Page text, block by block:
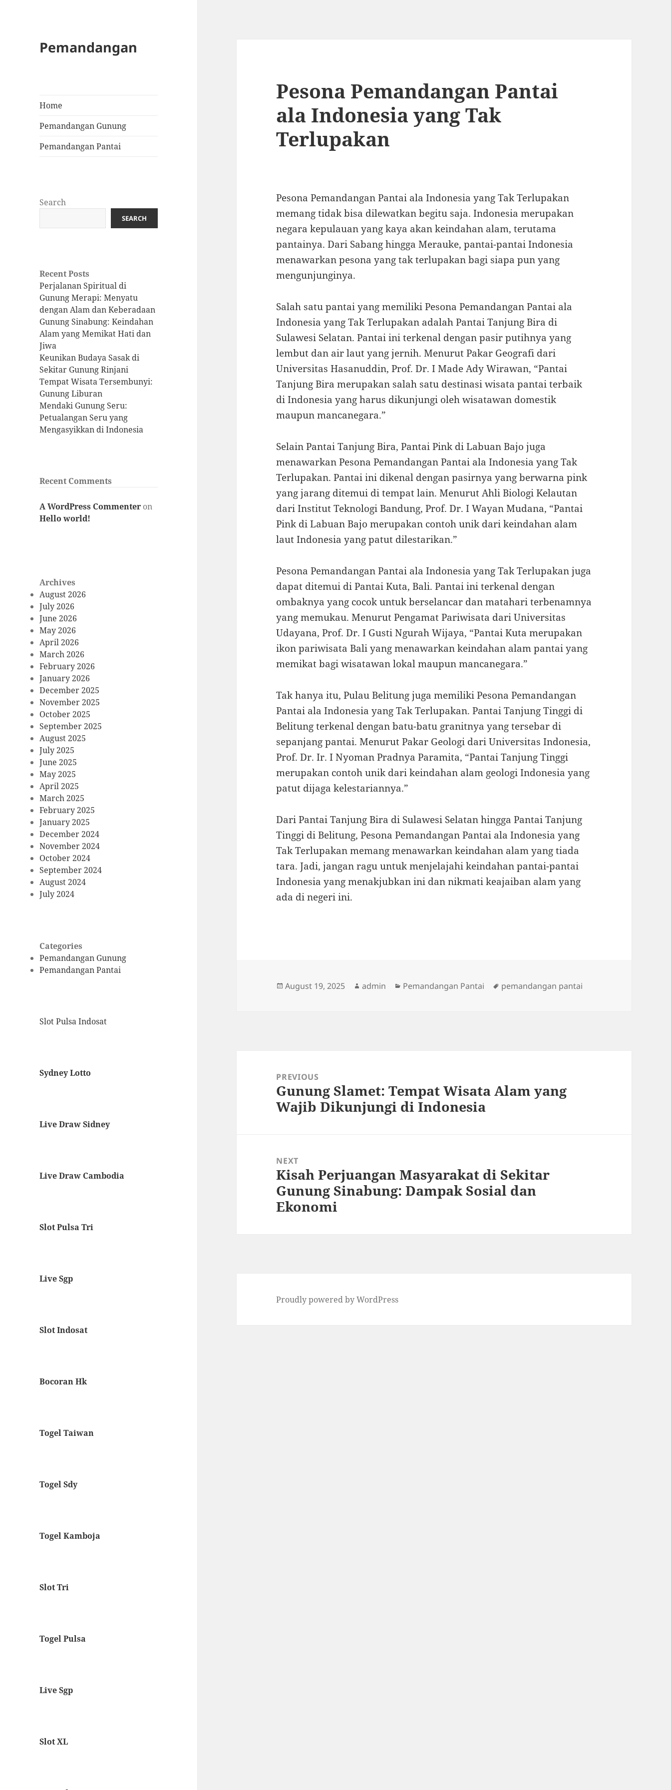
Pemandangan
Home
Pemandangan Gunung
Pemandangan Pantai
Search
SEARCH
Recent Posts
Perjalanan Spiritual di
Gunung Merapi: Menyatu
dengan Alam dan Keberadaan
Gunung Sinabung: Keindahan
Alam yang Memikat Hati dan
Jiwa
Keunikan Budaya Sasak di
Sekitar Gunung Rinjani
Tempat Wisata Tersembunyi:
Gunung Liburan
Mendaki Gunung Seru:
Petualangan Seru yang
Mengasyikkan di Indonesia
Recent Comments
A WordPress Commenter on
Hello world!
Archives
August 2026
July 2026
June 2026
May 2026
April 2026
March 2026
February 2026
January 2026
December 2025
November 2025
October 2025
September 2025
August 2025
July 2025
June 2025
May 2025
April 2025
March 2025
February 2025
January 2025
December 2024
November 2024
October 2024
September 2024
August 2024
July 2024
Categories
Pemandangan Gunung
Pemandangan Pantai
Slot Pulsa Indosat
Sydney Lotto
Live Draw Sidney
Live Draw Cambodia
Slot Pulsa Tri
Live Sgp
Slot Indosat
Bocoran Hk
Togel Taiwan
Togel Sdy
Togel Kamboja
Slot Tri
Togel Pulsa
Live Sgp
Slot XL
Pesona Pemandangan Pantai
ala Indonesia yang Tak
Terlupakan
Pesona Pemandangan Pantai ala Indonesia yang Tak Terlupakan
memang tidak bisa dilewatkan begitu saja. Indonesia merupakan
negara kepulauan yang kaya akan keindahan alam, terutama
pantainya. Dari Sabang hingga Merauke, pantai-pantai Indonesia
menawarkan pesona yang tak terlupakan bagi siapa pun yang
mengunjunginya.
Salah satu pantai yang memiliki Pesona Pemandangan Pantai ala
Indonesia yang Tak Terlupakan adalah Pantai Tanjung Bira di
Sulawesi Selatan. Pantai ini terkenal dengan pasir putihnya yang
lembut dan air laut yang jernih. Menurut Pakar Geografi dari
Universitas Hasanuddin, Prof. Dr. I Made Ady Wirawan, “Pantai
Tanjung Bira merupakan salah satu destinasi wisata pantai terbaik
di Indonesia yang harus dikunjungi oleh wisatawan domestik
maupun mancanegara.”
Selain Pantai Tanjung Bira, Pantai Pink di Labuan Bajo juga
menawarkan Pesona Pemandangan Pantai ala Indonesia yang Tak
Terlupakan. Pantai ini dikenal dengan pasirnya yang berwarna pink
yang jarang ditemui di tempat lain. Menurut Ahli Biologi Kelautan
dari Institut Teknologi Bandung, Prof. Dr. I Wayan Mudana, “Pantai
Pink di Labuan Bajo merupakan contoh unik dari keindahan alam
laut Indonesia yang patut dilestarikan.”
Pesona Pemandangan Pantai ala Indonesia yang Tak Terlupakan juga
dapat ditemui di Pantai Kuta, Bali. Pantai ini terkenal dengan
ombaknya yang cocok untuk berselancar dan matahari terbenamnya
yang memukau. Menurut Pengamat Pariwisata dari Universitas
Udayana, Prof. Dr. I Gusti Ngurah Wijaya, “Pantai Kuta merupakan
ikon pariwisata Bali yang menawarkan keindahan alam pantai yang
memikat bagi wisatawan lokal maupun mancanegara.”
Tak hanya itu, Pulau Belitung juga memiliki Pesona Pemandangan
Pantai ala Indonesia yang Tak Terlupakan. Pantai Tanjung Tinggi di
Belitung terkenal dengan batu-batu granitnya yang tersebar di
sepanjang pantai. Menurut Pakar Geologi dari Universitas Indonesia,
Prof. Dr. Ir. I Nyoman Pradnya Paramita, “Pantai Tanjung Tinggi
merupakan contoh unik dari keindahan alam geologi Indonesia yang
patut dijaga kelestariannya.”
Dari Pantai Tanjung Bira di Sulawesi Selatan hingga Pantai Tanjung
Tinggi di Belitung, Pesona Pemandangan Pantai ala Indonesia yang
Tak Terlupakan memang menawarkan keindahan alam yang tiada
tara. Jadi, jangan ragu untuk menjelajahi keindahan pantai-pantai
Indonesia yang menakjubkan ini dan nikmati keajaiban alam yang
ada di negeri ini.
Posted
August 19, 2025 Author
admin Categories
Pemandangan Pantai Tags
pemandangan pantai
navigationPREVIOUS
Previous
post:
Gunung Slamet: Tempat Wisata Alam yang
Wajib Dikunjungi di Indonesia
NEXT
Next
post:
Kisah Perjuangan Masyarakat di Sekitar
Gunung Sinabung: Dampak Sosial dan
Ekonomi
Proudly powered by WordPress